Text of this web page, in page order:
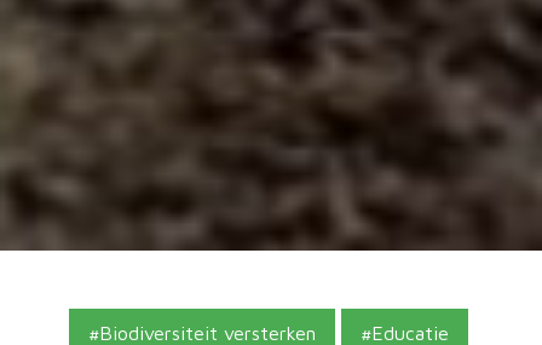
Biodiversiteit versterken Educatie